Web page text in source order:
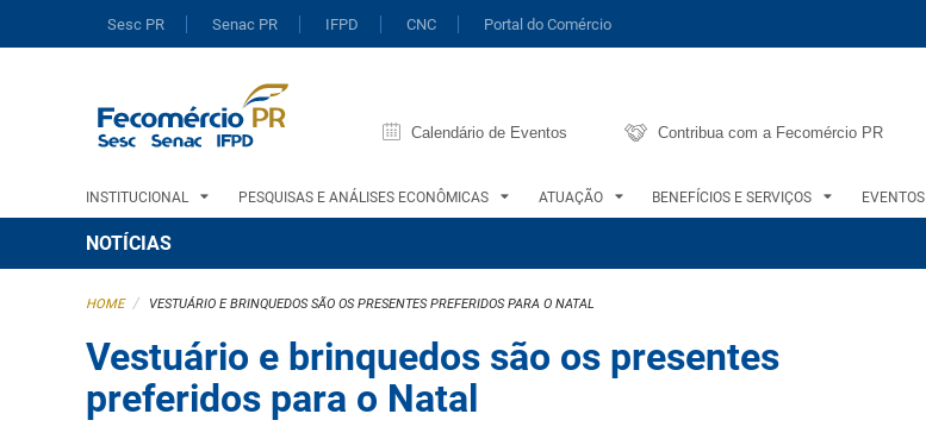
Sesc PR Senac PR IFPD CNC Portal do Comércio
Calendário de Eventos Contribua com a Fecomércio PR
INSTITUCIONAL PESQUISAS E ANÁLISES ECONÔMICAS ATUAÇÃO BENEFÍCIOS E SERVIÇOS EVENTOS
NOTÍCIAS
HOME / VESTUÁRIO E BRINQUEDOS SÃO OS PRESENTES PREFERIDOS PARA O NATAL
Vestuário e brinquedos são os presentes
preferidos para o Natal